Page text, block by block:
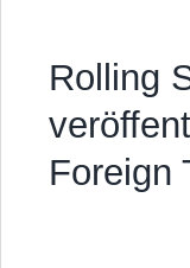
Rolling
Foreign